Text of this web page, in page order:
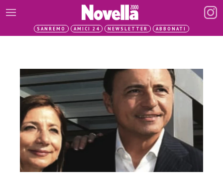
SANREMO AMICI 24 NEWSLETTER ABBONATI